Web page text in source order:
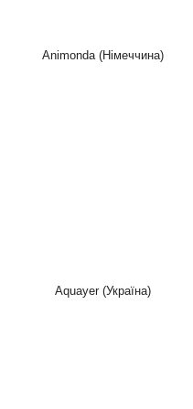
Animonda (Німеччина)
Aquayer (Україна)